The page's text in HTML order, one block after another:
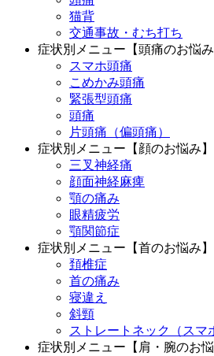
猫背
交通事故・むち打ち
症状別メニュー【頭痛のお悩み
スマホ頭痛
こめかみ頭痛
緊張型頭痛
頭痛
片頭痛（偏頭痛）
症状別メニュー【顔のお悩み】
三叉神経痛
顔面神経麻痺
顎の痛み
眼精疲労
顎関節症
症状別メニュー【首のお悩み】
頚椎症
首の痛み
寝違え
斜頸
ストレートネック（スマ
症状別メニュー【肩・腕のお悩